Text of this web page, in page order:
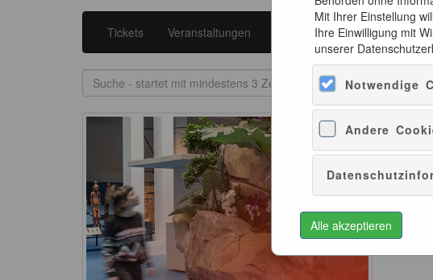
Mit Ihrer Einstellung
Ihre Einwilligung mit
unserer
Notwendige
Andere
Alle akzeptieren
Tickets Veranstaltungen Events "Kult Katze!"